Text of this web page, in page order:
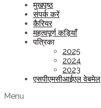
मुखपृष्ठ
संपर्क करें
कैरियर
महत्वपूर्ण कड़ियाँ
पत्रिका
2025
2024
2023
एसपीएमसीआईएल वेबमेल
Menu